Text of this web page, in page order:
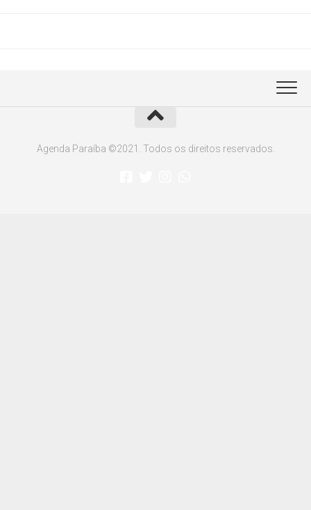
Agenda Paraíba ©2021. Todos os direitos reservados.